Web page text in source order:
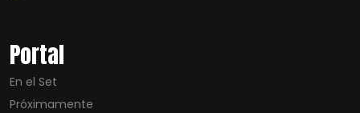
Portal
En el Set
Próximamente